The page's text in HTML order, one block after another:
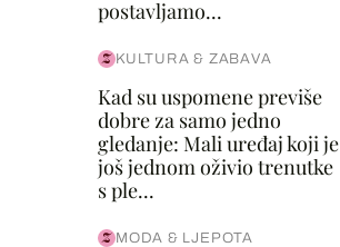
postavljamo...
KULTURA & ZABAVA
Kad su uspomene previše
dobre za samo jedno
gledanje: Mali uređaj koji je
još jednom oživio trenutke
s ple...
MODA & LJEPOTA